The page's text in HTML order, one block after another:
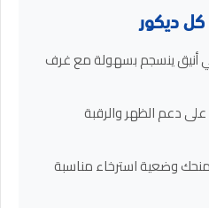
ديكور
ينسجم بسهولة مع غرف
دعم الظهر والرقبة
تمنحك وضعية استرخاء مناسبة